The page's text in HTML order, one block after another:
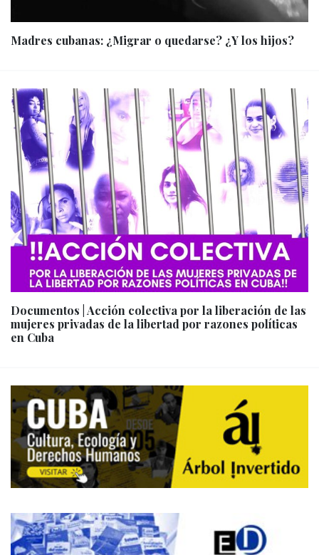
Madres cubanas: ¿Migrar o quedarse? ¿Y los hijos?
Documentos | Acción colectiva por la liberación de las
mujeres privadas de la libertad por razones políticas
en Cuba